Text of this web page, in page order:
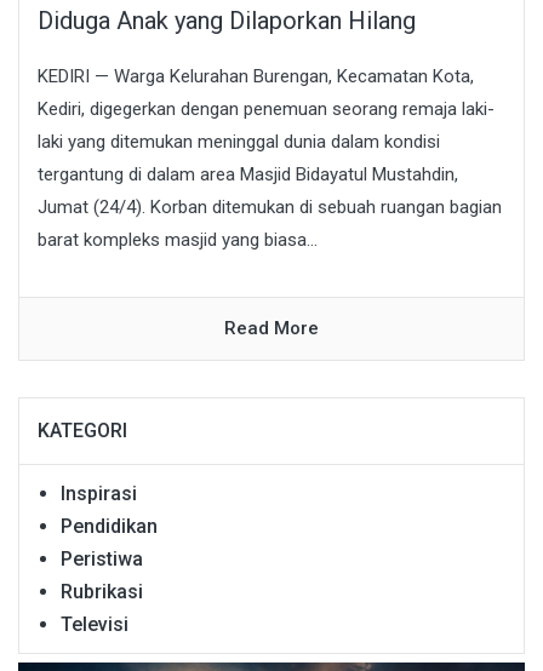
Diduga Anak yang Dilaporkan Hilang
KEDIRI — Warga Kelurahan Burengan, Kecamatan Kota,
Kediri, digegerkan dengan penemuan seorang remaja laki-
laki yang ditemukan meninggal dunia dalam kondisi
tergantung di dalam area Masjid Bidayatul Mustahdin,
Jumat (24/4). Korban ditemukan di sebuah ruangan bagian
barat kompleks masjid yang biasa...
Read More
KATEGORI
Inspirasi
Pendidikan
Peristiwa
Rubrikasi
Televisi